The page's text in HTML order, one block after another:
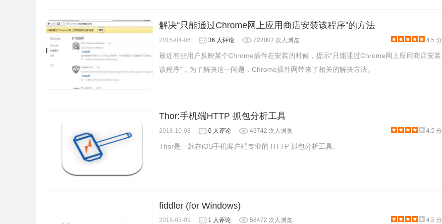
DHC插件的测试开发接口
1.在url中输入你要测试的接口：
解决“只能通过Chrome网上应用商店安装该程序”的方法
2015-04-06 36 人评论 722007 次人浏览 4.5 分
最近有些用户反映某个Chrome插件在安装的时候，提示“只能通过Chrome网上应用商店安装
该程序”，为了解决这一问题，Chrome插件网带来了相关的解决方法。
Thor:手机端HTTP 抓包分析工具
2018-10-08 0 人评论 49742 次人浏览 4.5 分
Thor是一款在iOS手机客户端专业的 HTTP 抓包分析工具。
fiddler (for Windows)
2018-05-09 1 人评论 58472 次人浏览 4.5 分